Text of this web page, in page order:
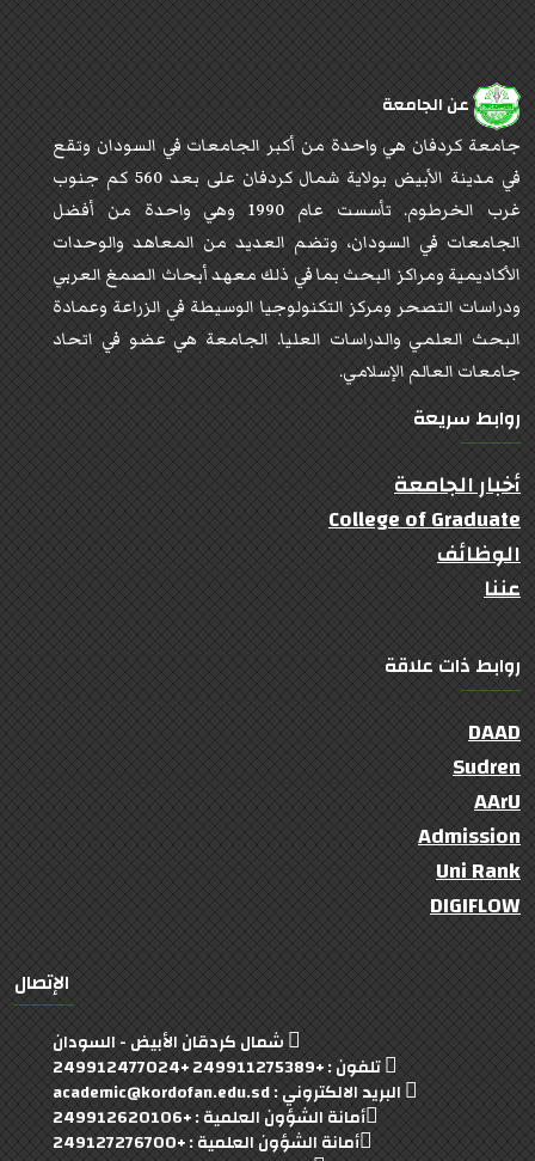
عن الجامعة
جامعة كردفان هي واحدة من أكبر الجامعات في السودان وتقع
في مدينة الأبيض بولاية شمال كردفان على بعد 560 كم جنوب
غرب الخرطوم. تأسست عام 1990 وهي واحدة من أفضل
الجامعات في السودان، وتضم العديد من المعاهد والوحدات
الأكاديمية ومراكز البحث بما في ذلك معهد أبحاث الصمغ العربي
ودراسات التصحر ومركز التكنولوجيا الوسيطة في الزراعة وعمادة
البحث العلمي والدراسات العليا. الجامعة هي عضو في اتحاد
جامعات العالم الإسلامي.
روابط سريعة
أخبار الجامعة
College of Graduate
الوظائف
عننا
روابط ذات علاقة
DAAD
Sudren
AArU
Admission
Uni Rank
DIGIFLOW
الإتصال
شمال كردقان الأبيض - السودان
تلفون : +249911275389 +249912477024
البريد الالكتروني : academic@kordofan.edu.sd
أمانة الشؤون العلمية : +249912620106
أمانة الشؤون العلمية : +249127276700